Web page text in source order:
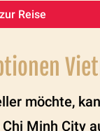
zur Reise
möchte,
Minh City